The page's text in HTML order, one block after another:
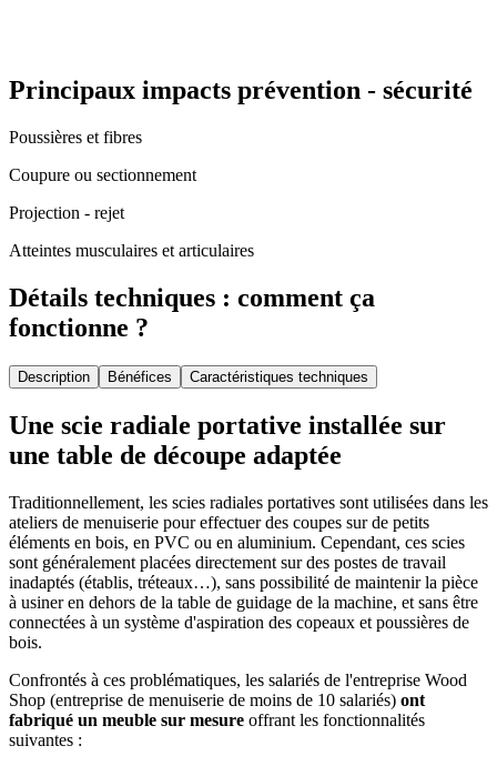
Principaux impacts prévention - sécurité
Poussières et fibres
Coupure ou sectionnement
Projection - rejet
Atteintes musculaires et articulaires
Détails techniques : comment ça
fonctionne ?
Description Bénéfices Caractéristiques techniques
Une scie radiale portative installée sur
une table de découpe adaptée
Traditionnellement, les scies radiales portatives sont utilisées dans les
ateliers de menuiserie pour effectuer des coupes sur de petits
éléments en bois, en PVC ou en aluminium. Cependant, ces scies
sont généralement placées directement sur des postes de travail
inadaptés (établis, tréteaux…), sans possibilité de maintenir la pièce
à usiner en dehors de la table de guidage de la machine, et sans être
connectées à un système d'aspiration des copeaux et poussières de
bois.
Confrontés à ces problématiques, les salariés de l'entreprise Wood
Shop (entreprise de menuiserie de moins de 10 salariés) ont
fabriqué un meuble sur mesure offrant les fonctionnalités
suivantes :